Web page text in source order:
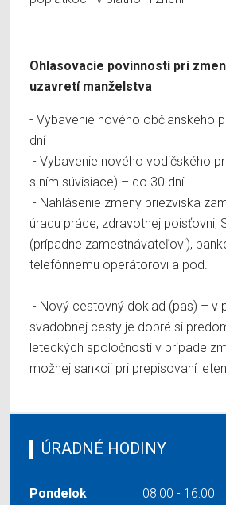
Ohlasovacie povinnosti pri
uzavretí manželstva
- Vybavenie nového občianskeho
dní
- Vybavenie nového vodičského
s ním súvisiace) – do 30 dní
- Nahlásenie zmeny priezviska
úradu práce, zdravotnej poisťovni,
(prípadne zamestnávateľovi),
telefónnemu operátorovi a pod.
- Nový cestovný doklad (pas) – v
svadobnej cesty je dobré si
leteckých spoločností v prípade
možnej sankcii pri prepisovaní
ÚRADNÉ HODINY
Pondelok
08:00 - 16:00